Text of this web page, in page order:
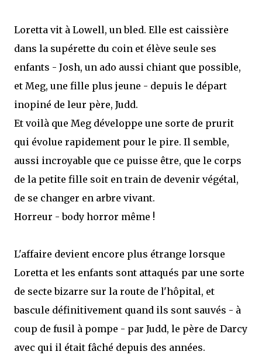
Loretta vit à Lowell, un bled. Elle est caissière
dans la supérette du coin et élève seule ses
enfants - Josh, un ado aussi chiant que possible,
et Meg, une fille plus jeune - depuis le départ
inopiné de leur père, Judd.
Et voilà que Meg développe une sorte de prurit
qui évolue rapidement pour le pire. Il semble,
aussi incroyable que ce puisse être, que le corps
de la petite fille soit en train de devenir végétal,
de se changer en arbre vivant.
Horreur - body horror même !
L'affaire devient encore plus étrange lorsque
Loretta et les enfants sont attaqués par une sorte
de secte bizarre sur la route de l'hôpital, et
bascule définitivement quand ils sont sauvés - à
coup de fusil à pompe - par Judd, le père de Darcy
avec qui il était fâché depuis des années.